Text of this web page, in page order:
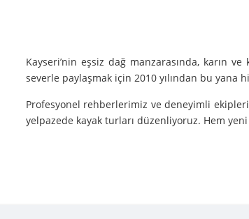
Kayseri’nin eşsiz dağ manzarasında, karın
severle paylaşmak için 2010 yılından bu
Profesyonel rehberlerimiz ve deneyimli
yelpazede kayak turları düzenliyoruz. Hem